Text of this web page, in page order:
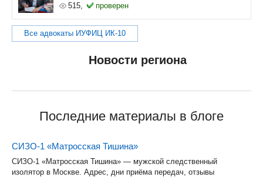
515,
проверен
Все адвокаты ИУФИЦ ИК-10
Новости региона
Последние материалы в блоге
СИЗО-1 «Матросская Тишина»
СИЗО-1 «Матросская Тишина» — мужской следственный
изолятор в Москве. Адрес, дни приёма передач, отзывы